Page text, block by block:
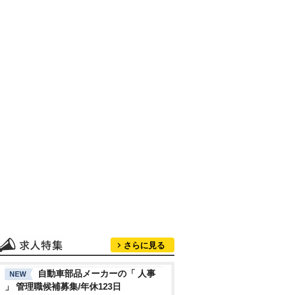
さらに見る
NEW
自動車部品メーカーの「 人事
」 管理職候補募集/年休123日